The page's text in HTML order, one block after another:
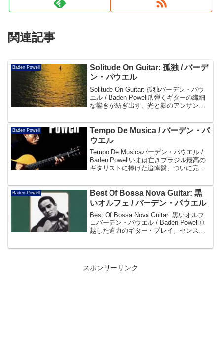
関連記事
Baden Powell
Solitude On Guitar: 孤独 / バーデ
ン・パウエル
Solitude On Guitar: 孤独バーデン・パウ
エル / Baden Powell爪弾くギターの繊細
な響きが紡ぎ出す、光と影のアンサンブ
時が、誰もいない浜辺を流れてゆく。帯
よりDisc101. ...
Baden Powell
Tempo De Musica / バーデン・パ
ウエル
Tempo De Musicaバーデン・パウエル /
Baden Powellいまは亡きブラジル最高の
ギタリストに捧げた追悼盤、ついに完
ト、バーデン・パウエルが世を去っても
う6年。やっとバーデンを追悼する最...
Baden Powell
Best Of Bossa Nova Guitar: 黒
いオルフェ / バーデン・パウエル
Best Of Bossa Nova Guitar: 黒いオルフ
ェバーデン・パウエル / Baden Powell卓
越した迫力のギター・プレイ。センス、
たバーデン・パウエルの珠玉のアルバ
スポンサーリンク